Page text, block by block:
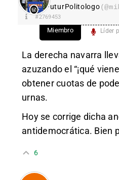
FuturPolitologo
#2769453
Miembro Líder
La derecha navarra
azuzando el “¡qué
obtener cuotas de
urnas.
Hoy se corrige dicha
antidemocrática. Bien
6